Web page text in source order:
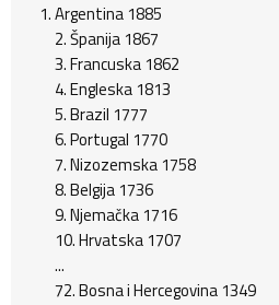
Argentina 1885
2. Španija 1867
3. Francuska 1862
4. Engleska 1813
5. Brazil 1777
6. Portugal 1770
7. Nizozemska 1758
8. Belgija 1736
9. Njemačka 1716
10. Hrvatska 1707
...
72. Bosna i Hercegovina 1349